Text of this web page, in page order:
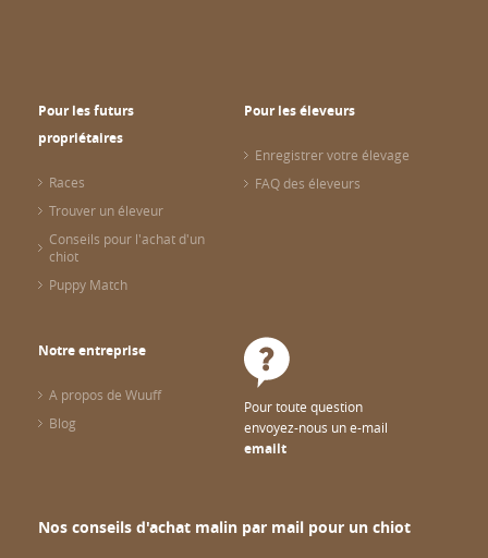
Pour les futurs
propriétaires
Races
Trouver un éleveur
Conseils pour l'achat d'un
chiot
Puppy Match
Pour les éleveurs
Enregistrer votre élevage
FAQ des éleveurs
Notre entreprise
A propos de Wuuff
Blog
Pour toute question
envoyez-nous un e-mail
emailt
Nos conseils d'achat malin par mail pour un chiot